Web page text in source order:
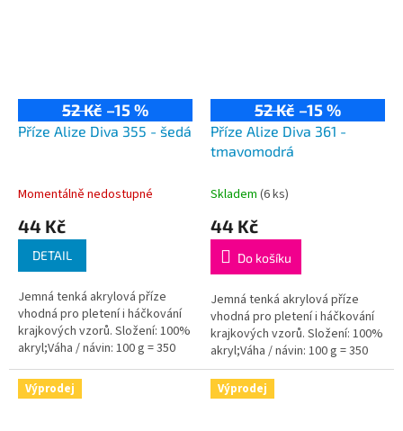
52 Kč –15 %
Příze Alize Diva 355 - šedá
Momentálně nedostupné
44 Kč
DETAIL
Jemná tenká akrylová příze
vhodná pro pletení i háčkování
krajkových vzorů. Složení: 100%
akryl;Váha / návin: 100 g = 350
m;Doporučená velikost jehlic /...
52 Kč –15 %
Příze Alize Diva 361 -
tmavomodrá
Skladem (6 ks)
44 Kč
Do košíku
Jemná tenká akrylová příze
vhodná pro pletení i háčkování
krajkových vzorů. Složení: 100%
akryl;Váha / návin: 100 g = 350
m;Doporučená velikost jehlic /
háčku: 2,5 - 3,5 / 1-3 mm.
Výprodej Výprodej